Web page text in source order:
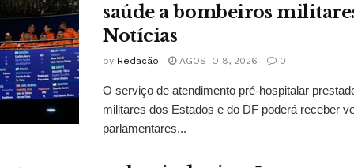
saúde a bombeiros
Notícias
by Redação AGOSTO 8, 2026 0
O serviço de atendimento pré-hospitalar
militares dos Estados e do DF poderá receber
parlamentares...